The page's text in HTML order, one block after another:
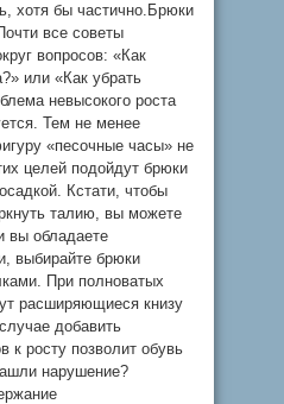
хотя бы частично.Брюки
все советы
вопросов: «Как
или «Как убрать
невысокого роста
Тем не менее
«песочные часы» не
целей подойдут брюки
Кстати, чтобы
талию, вы можете
вы обладаете
выбирайте брюки
При полноватых
расширяющиеся книзу
добавить
к росту позволит обувь
нарушение?